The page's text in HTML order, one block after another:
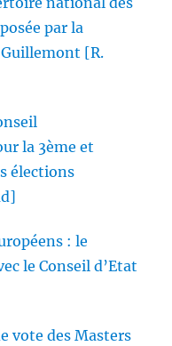
par la
[R.
la 3ème et
élections
: le
le Conseil d’Etat
vote des Masters